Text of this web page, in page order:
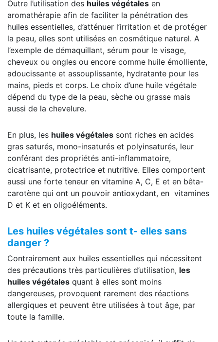
Outre l’utilisation des huiles végétales en
aromathérapie afin de faciliter la pénétration des
huiles essentielles, d’atténuer l’irritation et de protéger
la peau, elles sont utilisées en cosmétique naturel. A
l’exemple de démaquillant, sérum pour le visage,
cheveux ou ongles ou encore comme huile émolliente,
adoucissante et assouplissante, hydratante pour les
mains, pieds et corps. Le choix d’une huile végétale
dépend du type de la peau, sèche ou grasse mais
aussi de la chevelure.
En plus, les huiles végétales sont riches en acides
gras saturés, mono-insaturés et polyinsaturés, leur
conférant des propriétés anti-inflammatoire,
cicatrisante, protectrice et nutritive. Elles comportent
aussi une forte teneur en vitamine A, C, E et en bêta-
carotène qui ont un pouvoir antioxydant, en vitamines
D et K et en oligoéléments.
Les huiles végétales sont t- elles sans
danger ?
Contrairement aux huiles essentielles qui nécessitent
des précautions très particulières d’utilisation, les
huiles végétales quant à elles sont moins
dangereuses, provoquent rarement des réactions
allergiques et peuvent être utilisées à tout âge, par
toute la famille.